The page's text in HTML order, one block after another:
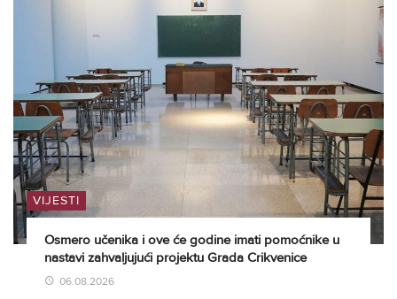
VIJESTI
Osmero učenika i ove će godine imati pomoćnike u
nastavi zahvaljujući projektu Grada Crikvenice
06.08.2026